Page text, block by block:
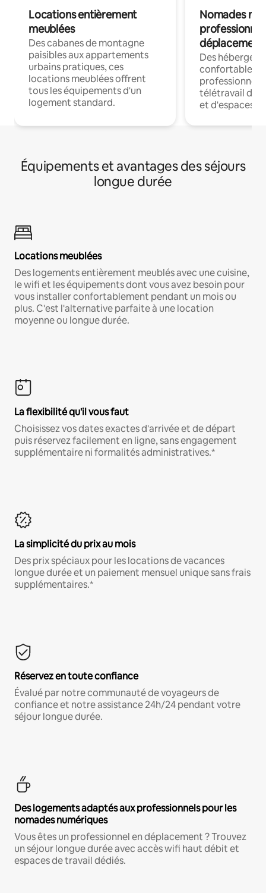
Locations entièrement
meublées
Des cabanes de montagne
paisibles aux appartements
urbains pratiques, ces
locations meublées offrent
tous les équipements d'un
logement standard.
Nomades
déplacement
Des
confortables
professionnels
télétravail
et d'espaces
Équipements et avantages des séjours
longue durée
Locations meublées
Des logements entièrement meublés avec une cuisine,
le wifi et les équipements dont vous avez besoin pour
vous installer confortablement pendant un mois ou
plus. C'est l'alternative parfaite à une location
moyenne ou longue durée.
La flexibilité qu'il vous faut
Choisissez vos dates exactes d'arrivée et de départ
puis réservez facilement en ligne, sans engagement
supplémentaire ni formalités administratives.*
La simplicité du prix au mois
Des prix spéciaux pour les locations de vacances
longue durée et un paiement mensuel unique sans frais
supplémentaires.*
Réservez en toute confiance
Évalué par notre communauté de voyageurs de
confiance et notre assistance 24h/24 pendant votre
séjour longue durée.
Des logements adaptés aux professionnels pour les
nomades numériques
Vous êtes un professionnel en déplacement ? Trouvez
un séjour longue durée avec accès wifi haut débit et
espaces de travail dédiés.